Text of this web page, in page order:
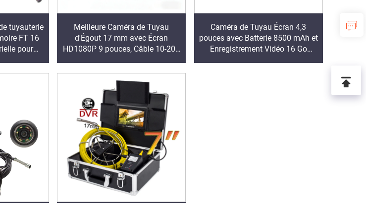
tuyauterie
FT 16
pour
Meilleure Caméra de Tuyau
d'Égout 17 mm avec Écran
HD1080P 9 pouces, Câble 10-200
Caméra de Tuyau Écran 4,3
pouces avec Batterie 8500 mAh et
Enregistrement Vidéo 16 Go